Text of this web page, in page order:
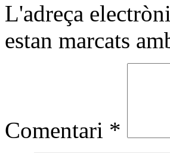
L'adreça
estan marcats
Comentari *